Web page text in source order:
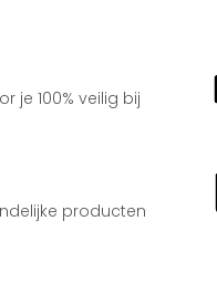
je 100% veilig bij
producten